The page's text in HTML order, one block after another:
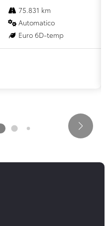
75.831 km
Automatico
Euro 6D-temp